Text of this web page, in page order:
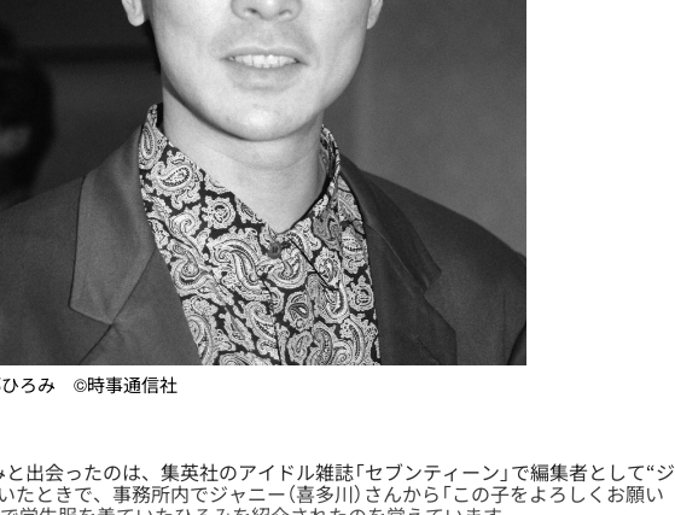
ろみ ©時事通信社
出会ったのは、集英社のアイドル雑誌「セブンティーン」で編集者として“ジ
たときで、事務所内でジャニー（喜多川）さんから「この子をよろしくお願い